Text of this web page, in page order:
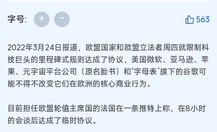
字号: + - 563
2022年3月24日报道，欧盟国家和欧盟立法者周四就限制科
技巨头的里程碑式规则达成了协议，美国微软、亚马逊、苹
果、元宇宙平台公司（原名脸书）和“字母表”旗下的谷歌可
能不得不改变它们在欧洲的核心商业行为。
目前担任欧盟轮值主席国的法国在一条推特上称，在8小时
的会谈后达成了临时协议。